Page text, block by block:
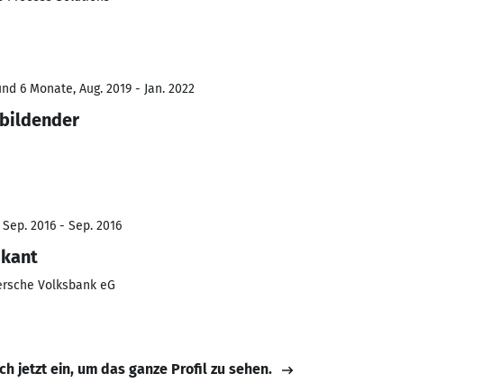
6 Monate, Aug. 2019 - Jan. 2022
2016 - Sep. 2016
Volksbank eG
jetzt ein, um das ganze Profil zu sehen.